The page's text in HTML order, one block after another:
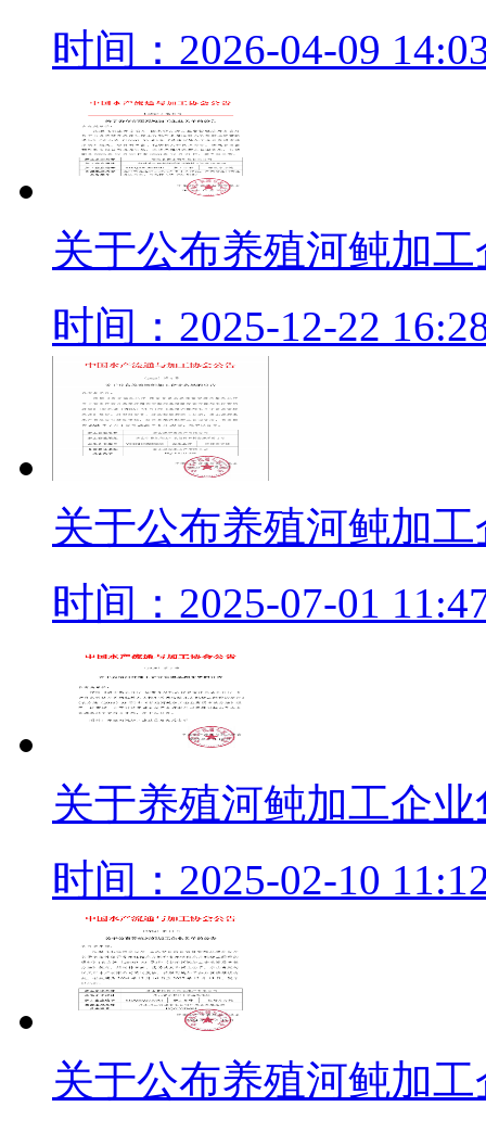
时间：2026-04-09
关于公布养殖河鲀加
时间：2025-12-22
关于公布养殖河鲀加
时间：2025-07-01
关于养殖河鲀加工企
时间：2025-02-10
关于公布养殖河鲀加